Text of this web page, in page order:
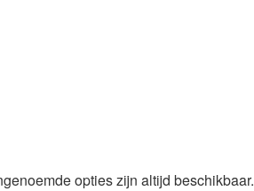
opties zijn altijd beschikbaar.